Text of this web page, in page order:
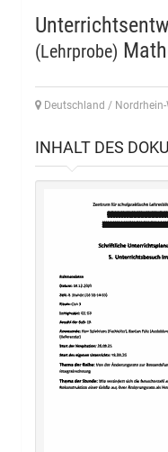
(Lehrprobe)
Deutschland / Nordrhein-
INHALT DES